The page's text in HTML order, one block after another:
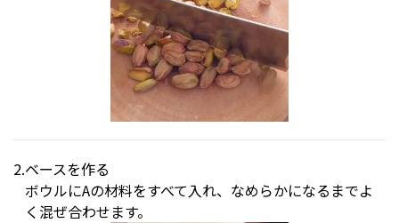
ベースを作る
ボウルにAの材料をすべて入れ、なめらかになるまでよ
く混ぜ合わせます。